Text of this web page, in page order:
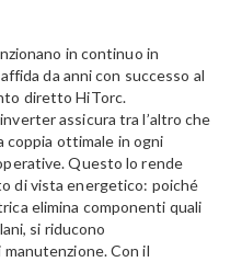
in continuo in
da anni con successo al
diretto HiTorc.
assicura tra l’altro che
coppia ottimale in ogni
Questo lo rende
di vista energetico: poiché
elimina componenti quali
si riducono
Con il